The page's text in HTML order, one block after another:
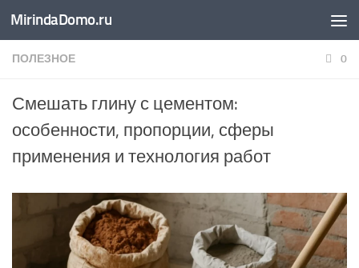
Перейти к содержимому
MirindaDomo.ru
ПОЛЕЗНОЕ 0
Смешать глину с цементом:
особенности, пропорции, сферы
применения и технология работ